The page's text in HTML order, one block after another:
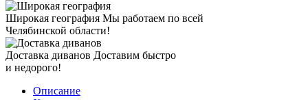
Широкая география Мы работаем по всей
Челябинской области!
Доставка диванов Доставим быстро
и недорого!
Описание